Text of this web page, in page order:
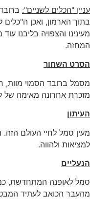
עניין "הכלים לשניים":
בתוך הארמון, ואכן ה"כלים
מעינינו והצפויה בליבנו
המחזה.
הסרט השחור
מסמל ברובד הסמוי מוות,
מזכרת אחרונה מאימה של
העיתון
מעין סמל לחיי העולם
למציאות ולהווה.
הנעליים
סמל לאופנה המתחדשת,
מהעבר הכואב לעתיד